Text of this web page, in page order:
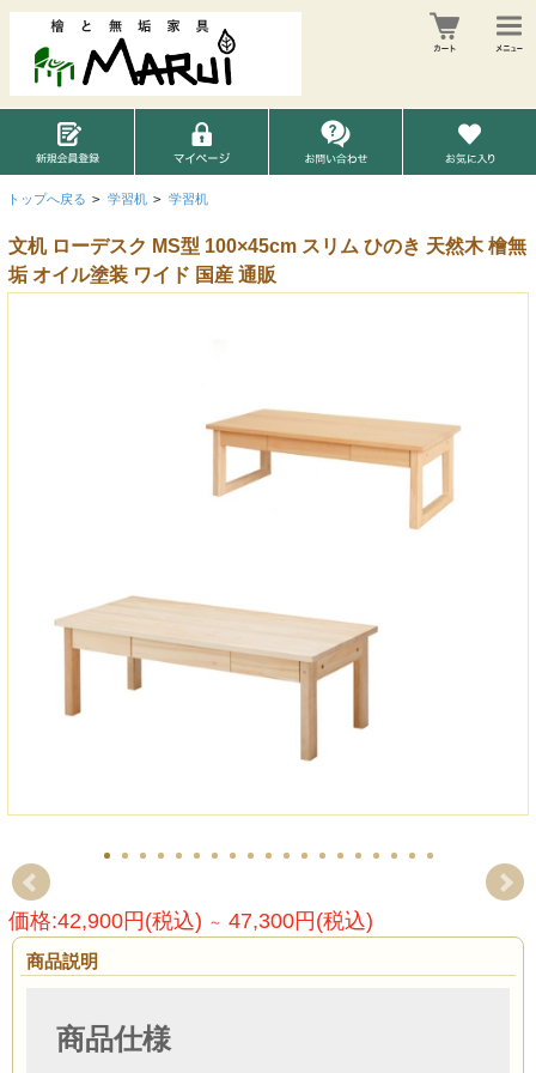
トップへ戻る > 学習机 > 学習机
文机 ローデスク MS型 100×45cm スリム ひのき 天然木 檜無
垢 オイル塗装 ワイド 国産 通販
価格:42,900円(税込) ～ 47,300円(税込)
商品説明
商品仕様